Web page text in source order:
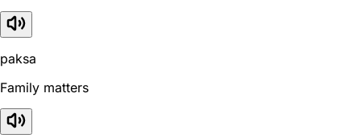
paksa
Family matters